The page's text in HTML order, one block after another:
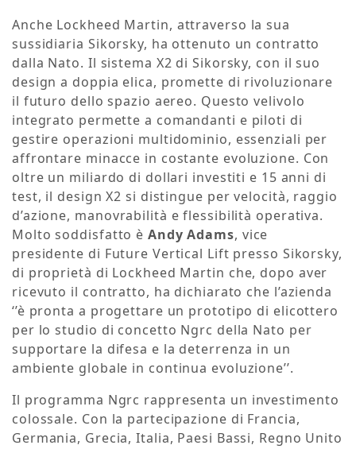
Anche Lockheed Martin, attraverso la sua
sussidiaria Sikorsky, ha ottenuto un contratto
dalla Nato. Il sistema X2 di Sikorsky, con il suo
design a doppia elica, promette di rivoluzionare
il futuro dello spazio aereo. Questo velivolo
integrato permette a comandanti e piloti di
gestire operazioni multidominio, essenziali per
affrontare minacce in costante evoluzione. Con
oltre un miliardo di dollari investiti e 15 anni di
test, il design X2 si distingue per velocità, raggio
d’azione, manovrabilità e flessibilità operativa.
Molto soddisfatto è Andy Adams, vice
presidente di Future Vertical Lift presso Sikorsky,
di proprietà di Lockheed Martin che, dopo aver
ricevuto il contratto, ha dichiarato che l’azienda
‘’è pronta a progettare un prototipo di elicottero
per lo studio di concetto Ngrc della Nato per
supportare la difesa e la deterrenza in un
ambiente globale in continua evoluzione’’.
Il programma Ngrc rappresenta un investimento
colossale. Con la partecipazione di Francia,
Germania, Grecia, Italia, Paesi Bassi, Regno Unito